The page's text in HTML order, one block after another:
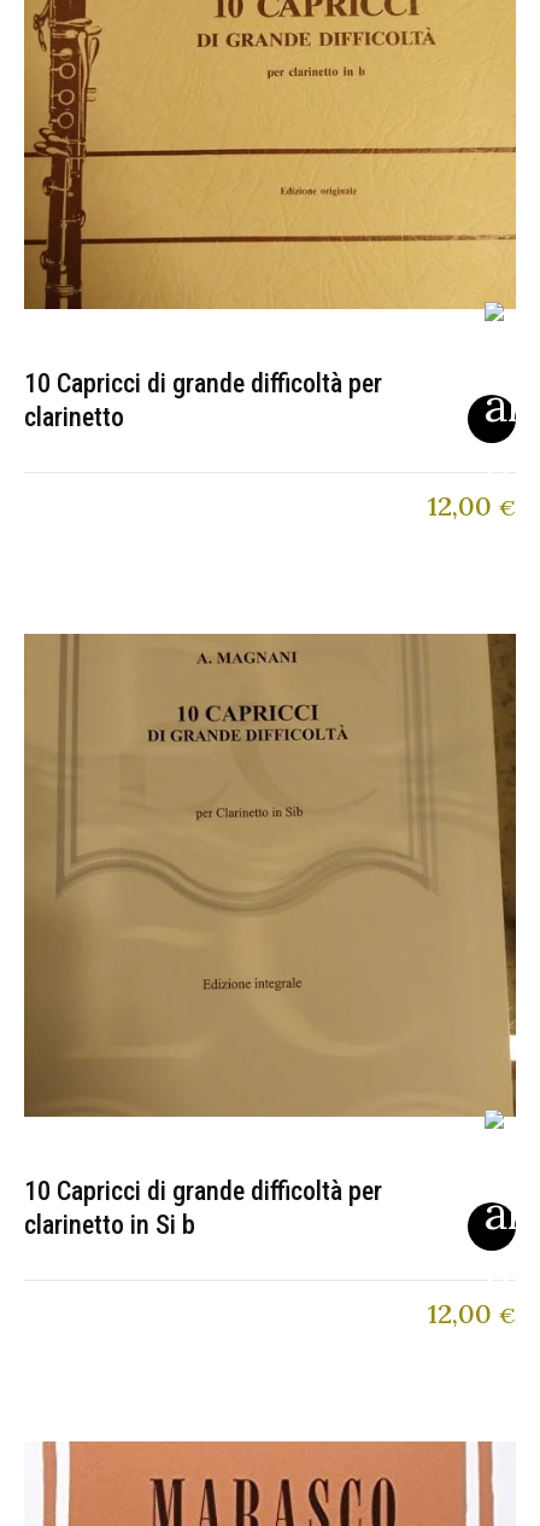
10 Capricci di grande difficoltà per
clarinetto
12,00 €
10 Capricci di grande difficoltà per
clarinetto in Si b
12,00 €